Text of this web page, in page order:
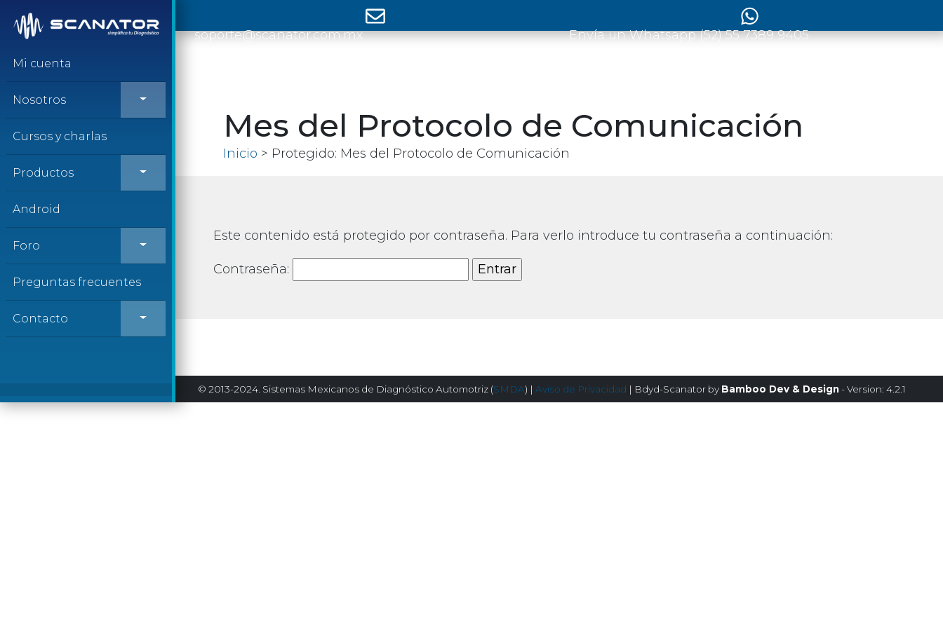
soporte@scanator.com.mx Envía un Whatsapp (52) 55 7389 9405
Saltar al contenido
Mi cuenta
Nosotros
Cursos y charlas
Productos
Android
Foro
Preguntas frecuentes
Contacto
Mes del Protocolo de Comunicación
Inicio > Protegido: Mes del Protocolo de Comunicación
Este contenido está protegido por contraseña. Para verlo introduce tu contraseña a continuación:
Contraseña:
© 2013-2024. Sistemas Mexicanos de Diagnóstico Automotriz (SMDA) | Aviso de Privacidad | Bdyd-Scanator by Bamboo Dev & Design- Version: 4.2.1